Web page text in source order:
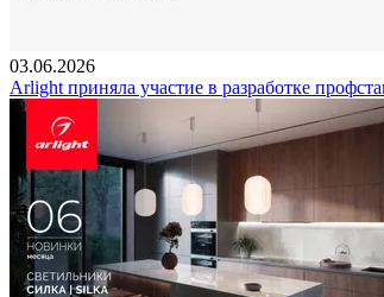
03.06.2026
Arlight приняла участие в разработке